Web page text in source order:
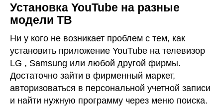
Установка YouTube на разные
модели ТВ
Ни у кого не возникает проблем с тем, как
установить приложение YouTube на телевизор
LG , Samsung или любой другой фирмы.
Достаточно зайти в фирменный маркет,
авторизоваться в персональной учетной записи
и найти нужную программу через меню поиска.